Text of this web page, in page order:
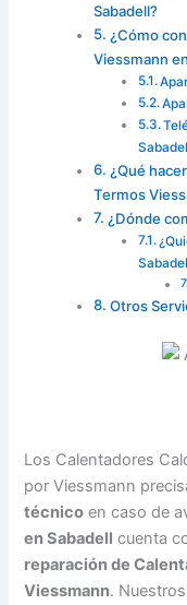
Sabadell?
¿Cómo
Viessmann
¿Qué
Termos
¿Dónde
Otros
Los Calentadores
por Viessmann
técnico en caso de
en Sabadell cuenta
reparación de
Viessmann.